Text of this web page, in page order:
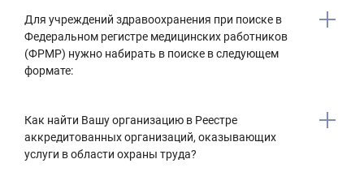
Для учреждений здравоохранения при поиске в
Федеральном регистре медицинских работников
(ФРМР) нужно набирать в поиске в следующем
формате:
Как найти Вашу организацию в Реестре
аккредитованных организаций, оказывающих
услуги в области охраны труда?